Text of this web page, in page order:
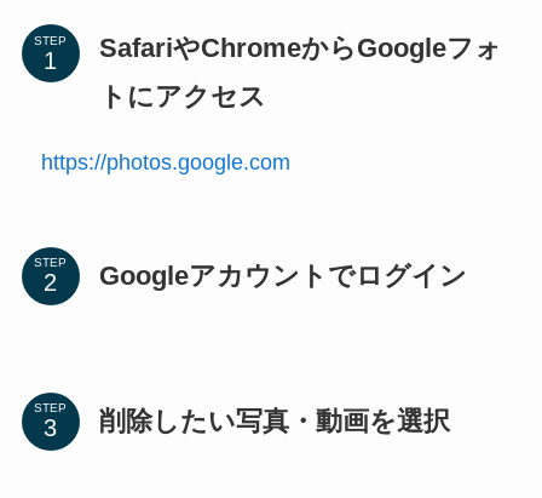
STEP
SafariやChromeからGoogleフォ
トにアクセス
https://photos.google.com
STEP Googleアカウントでログイン
STEP 削除したい写真・動画を選択